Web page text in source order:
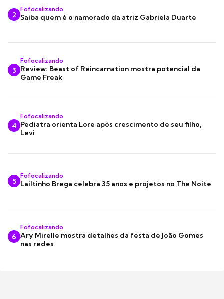
2
Fofocalizando
Saiba quem é o namorado da atriz Gabriela Duarte
3
Fofocalizando
Review: Beast of Reincarnation mostra potencial da
Game Freak
4
Fofocalizando
Pediatra orienta Lore após crescimento de seu filho,
Levi
5
Fofocalizando
Lailtinho Brega celebra 35 anos e projetos no The Noite
6
Fofocalizando
Ary Mirelle mostra detalhes da festa de João Gomes
nas redes